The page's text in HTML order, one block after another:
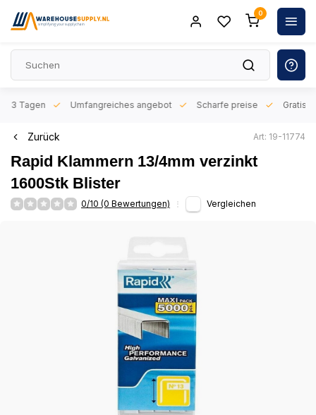
0
3 Tagen Umfangreiches angebot Scharfe preise Gratis
Zurück Art: 19-11774
Rapid Klammern 13/4mm verzinkt
1600Stk Blister
0/10 (0 Bewertungen) Vergleichen